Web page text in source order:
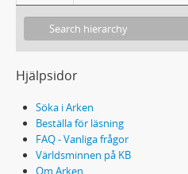
Hjälpsidor
Söka i Arken
Beställa för läsning
FAQ - Vanliga frågor
Världsminnen på KB